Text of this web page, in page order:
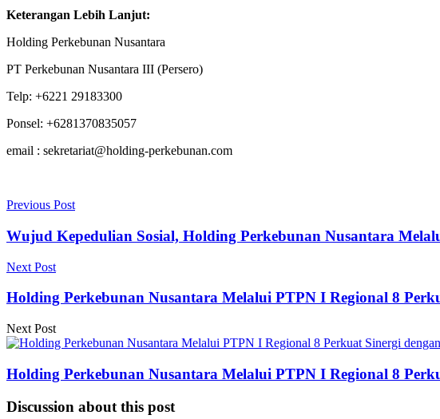
Keterangan Lebih Lanjut:
Holding Perkebunan Nusantara
PT Perkebunan Nusantara III (Persero)
Telp: +6221 29183300
Ponsel: +6281370835057
email : sekretariat@holding-perkebunan.com
Previous Post
Wujud Kepedulian Sosial, Holding Perkebunan Nusantara
Next Post
Holding Perkebunan Nusantara Melalui PTPN I Regional 8
Next Post
Holding Perkebunan Nusantara Melalui PTPN I Regional 8
Discussion about this post